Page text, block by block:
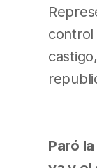
control
Paró